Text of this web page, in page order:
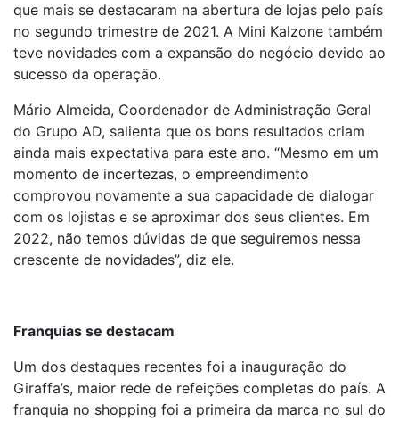
que mais se destacaram na abertura de lojas pelo país
no segundo trimestre de 2021. A Mini Kalzone também
teve novidades com a expansão do negócio devido ao
sucesso da operação.
Mário Almeida, Coordenador de Administração Geral
do Grupo AD, salienta que os bons resultados criam
ainda mais expectativa para este ano. “Mesmo em um
momento de incertezas, o empreendimento
comprovou novamente a sua capacidade de dialogar
com os lojistas e se aproximar dos seus clientes. Em
2022, não temos dúvidas de que seguiremos nessa
crescente de novidades”, diz ele.
Franquias se destacam
Um dos destaques recentes foi a inauguração do
Giraffa’s, maior rede de refeições completas do país. A
franquia no shopping foi a primeira da marca no sul do